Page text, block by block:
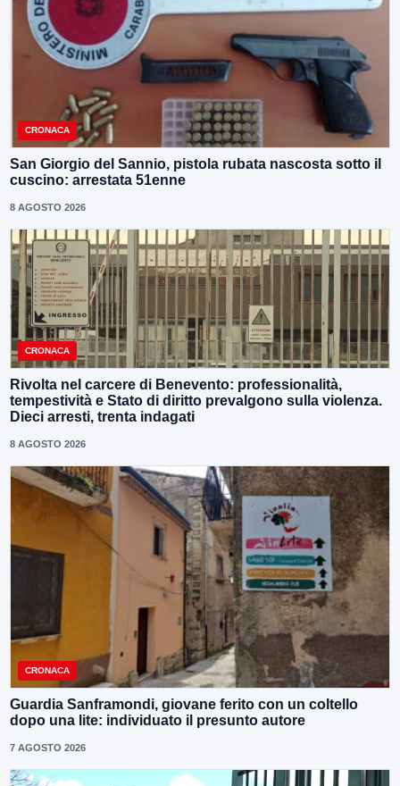
CRONACA
San Giorgio del Sannio, pistola rubata nascosta sotto il
cuscino: arrestata 51enne
8 AGOSTO 2026
CRONACA
Rivolta nel carcere di Benevento: professionalità,
tempestività e Stato di diritto prevalgono sulla violenza.
Dieci arresti, trenta indagati
8 AGOSTO 2026
CRONACA
Guardia Sanframondi, giovane ferito con un coltello
dopo una lite: individuato il presunto autore
7 AGOSTO 2026